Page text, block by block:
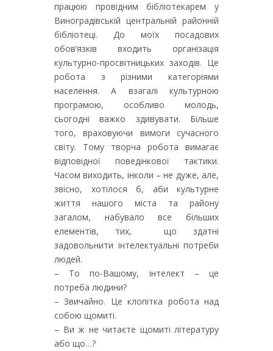
працюю провідним бібліотекарем у
Виноградівській центральній районній
бібліотеці. До моїх посадових
обов’язків входить організація
культурно-просвітницьких заходів. Це
робота з різними категоріями
населення. А взагалі культурною
програмою, особливо молодь,
сьогодні важко здивувати. Більше
того, враховуючи вимоги сучасного
світу. Тому творча робота вимагає
відповідної поведінкової тактики.
Часом виходить, інколи – не дуже, але,
звісно, хотілося б, аби культурне
життя нашого міста та району
загалом, набувало все більших
елементів, тих, що здатні
задовольнити інтелектуальні потреби
людей.
– То по-Вашому, інтелект – це
потреба людини?
– Звичайно. Це клопітка робота над
собою щомиті.
– Ви ж не читаєте щомиті літературу
або що…?